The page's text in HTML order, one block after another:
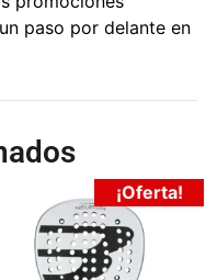
paso por delante en
¡Oferta!